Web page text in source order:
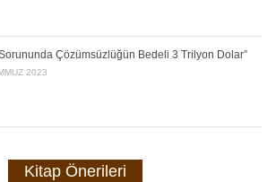
Çözümsüzlüğün Bedeli 3 Trilyon Dolar”
2023
Kitap Önerileri